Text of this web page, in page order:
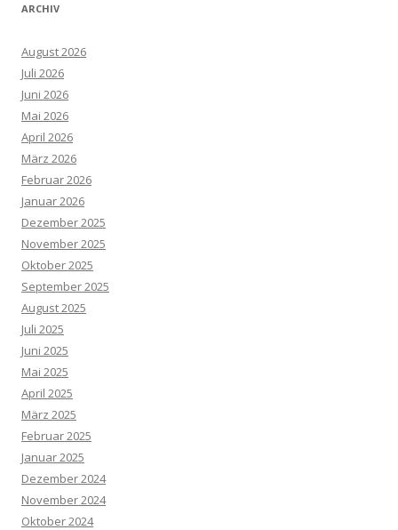
ARCHIV
August 2026
Juli 2026
Juni 2026
Mai 2026
April 2026
März 2026
Februar 2026
Januar 2026
Dezember 2025
November 2025
Oktober 2025
September 2025
August 2025
Juli 2025
Juni 2025
Mai 2025
April 2025
März 2025
Februar 2025
Januar 2025
Dezember 2024
November 2024
Oktober 2024